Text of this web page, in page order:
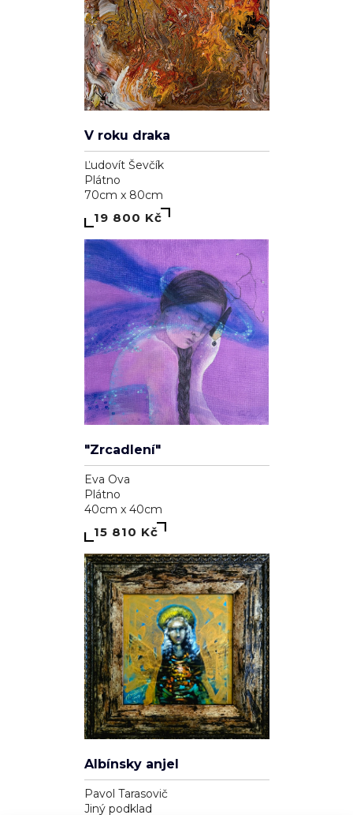
V roku draka
Ľudovít Ševčík
Plátno
70cm x 80cm
19 800 Kč
"Zrcadlení"
Eva Ova
Plátno
40cm x 40cm
15 810 Kč
Albínsky anjel
Pavol Tarasovič
Jiný podklad
Soukromí a cookies
Používáme cookies pro analytiku (Google Analytics) a reklamní
cílení (Facebook Pixel, Google Ads), abychom zlepšili váš
zážitek a měřili účinnost kampaní. Funkční cookies (přihlášení,
košík) jsou nutné a vždy aktivní.Zásady ochrany osobních údajů
ODMÍTNOUT